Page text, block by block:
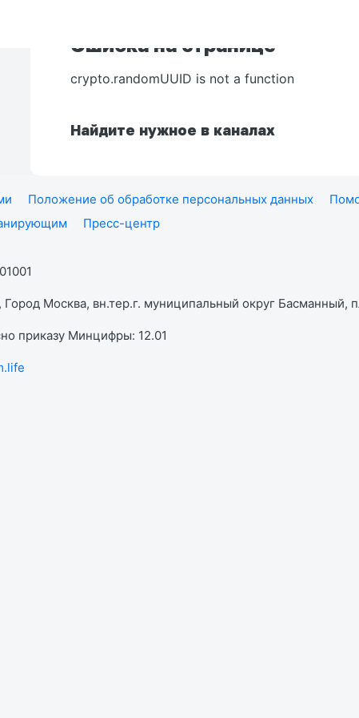
Ошибка на странице
crypto.randomUUID is not a function
Найдите нужное в каналах
Положение об обработке персональных данных
Пресс-центр
Москва, вн.тер.г. муниципальный округ Басманный,
приказу Минцифры: 12.01